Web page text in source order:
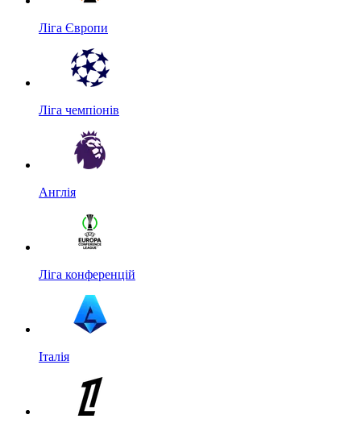
Ліга Європи
Ліга чемпіонів
Англія
Ліга конференцій
Італія